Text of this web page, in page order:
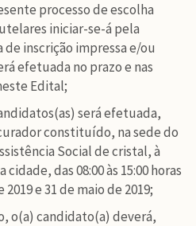
processo de escolha
iniciar-se-á pela
inscrição impressa e/ou
efetuada no prazo e nas
Edital;
será efetuada,
constituído, na sede do
Social de cristal, à
cidade, das 08:00 às 15:00 horas
e 31 de maio de 2019;
o(a) candidato(a) deverá,